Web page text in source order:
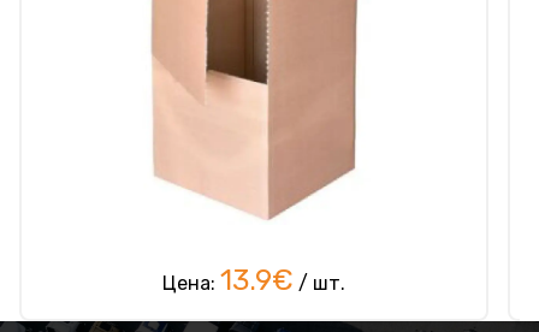
Цена: 13.9€ / шт.